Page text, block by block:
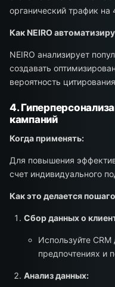
органический трафик на
Как NEIRO
NEIRO анализирует
создавать
вероятность
4.
кампаний
Когда применять:
Для повышения
счет индивидуального
Как это делается
Сбор данных о
Используйте
предпочтениях и
Анализ данных: